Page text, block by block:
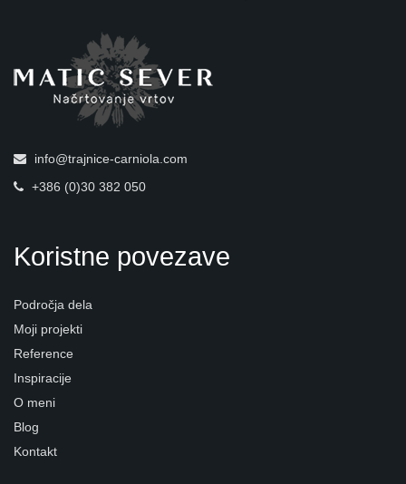
info@trajnice-carniola.com
+386 (0)30 382 050
Koristne povezave
Področja dela
Moji projekti
Reference
Inspiracije
O meni
Blog
Kontakt